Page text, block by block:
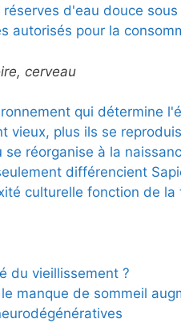
réserves d'eau douce sous
autorisés pour la
cerveau
qui détermine
vieux, plus ils se
se réorganise à la
différencient
culturelle fonction de la
du vieillissement ?
le manque de sommeil